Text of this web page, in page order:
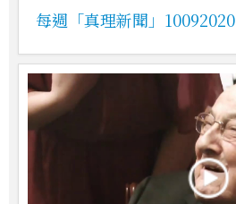
每週「真理新聞」10092020